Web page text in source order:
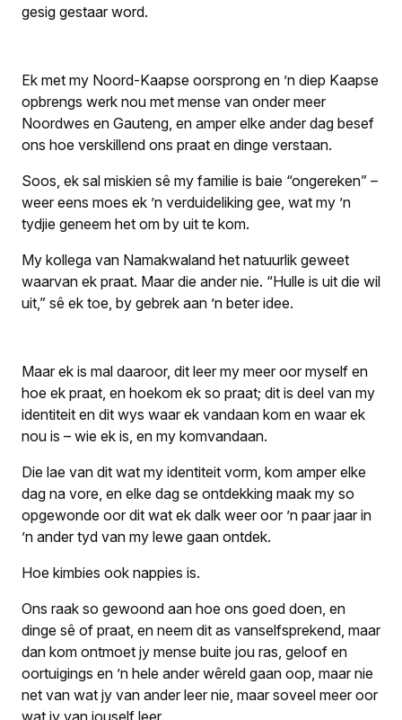
gesig gestaar word.
Ek met my Noord-Kaapse oorsprong en ’n diep Kaapse
opbrengs werk nou met mense van onder meer
Noordwes en Gauteng, en amper elke ander dag besef
ons hoe verskillend ons praat en dinge verstaan.
Soos, ek sal miskien sê my familie is baie “ongereken” –
weer eens moes ek ’n verduideliking gee, wat my ’n
tydjie geneem het om by uit te kom.
My kollega van Namakwaland het natuurlik geweet
waarvan ek praat. Maar die ander nie. “Hulle is uit die wil
uit,” sê ek toe, by gebrek aan ’n beter idee.
Maar ek is mal daaroor, dit leer my meer oor myself en
hoe ek praat, en hoekom ek so praat; dit is deel van my
identiteit en dit wys waar ek vandaan kom en waar ek
nou is – wie ek is, en my komvandaan.
Die lae van dit wat my identiteit vorm, kom amper elke
dag na vore, en elke dag se ontdekking maak my so
opgewonde oor dit wat ek dalk weer oor ’n paar jaar in
’n ander tyd van my lewe gaan ontdek.
Hoe kimbies ook nappies is.
Ons raak so gewoond aan hoe ons goed doen, en
dinge sê of praat, en neem dit as vanselfsprekend, maar
dan kom ontmoet jy mense buite jou ras, geloof en
oortuigings en ’n hele ander wêreld gaan oop, maar nie
net van wat jy van ander leer nie, maar soveel meer oor
wat jy van jouself leer.